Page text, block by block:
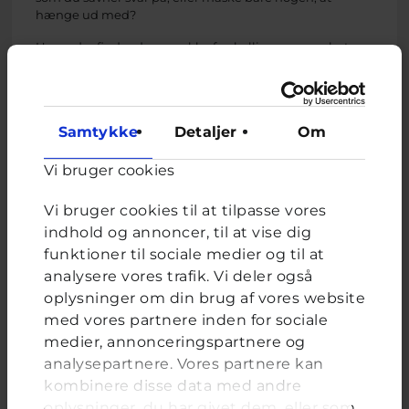
Samtykke Detaljer Om
Vi bruger cookies
Vi bruger cookies til at tilpasse vores
indhold og annoncer, til at vise dig
funktioner til sociale medier og til at
analysere vores trafik. Vi deler også
oplysninger om din brug af vores website
med vores partnere inden for sociale
medier, annonceringspartnere og
analysepartnere. Vores partnere kan
kombinere disse data med andre
hænge ud med?
Herunder finder du en række forskellige gruppechats,
med i snakken.
FriRummet
Tirsdage kl. 19:30-21 // Fri gruppechat, hvor deltagerne
selv bestemmer emnet for chatten
Afholdes afCyberhus Gruppechat
Deltag eller tilmeld notifikation